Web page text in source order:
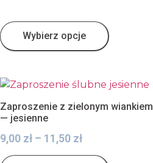
Wybierz opcje
Zaproszenie z zielonym wiankiem
— jesienne
9,00 zł – 11,50 zł